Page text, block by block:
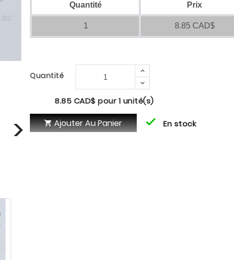
Quantité Prix
1 8.85 CAD$
Quantité


8.85 CAD$ pour 1 unité(s)
 Ajouter Au Panier  En stock